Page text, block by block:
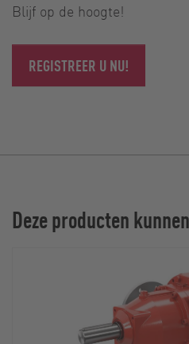
Blijf op de hoogte!
REGISTREER U NU!
Deze producten